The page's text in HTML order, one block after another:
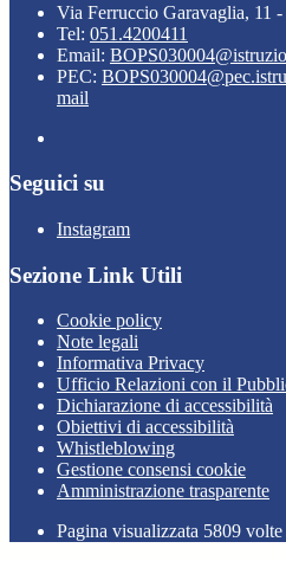
Via Ferruccio Garavaglia, 11
Tel: 051.4200411
Email:
PEC:
mail
Seguici su
Instagram
Sezione Link Utili
Cookie policy
Note legali
Informativa Privacy
Ufficio Relazioni con il
Dichiarazione di accessibilità
Obiettivi di accessibilità
Whistleblowing
Gestione consensi cookie
Amministrazione trasparente
Pagina visualizzata 5809 volte